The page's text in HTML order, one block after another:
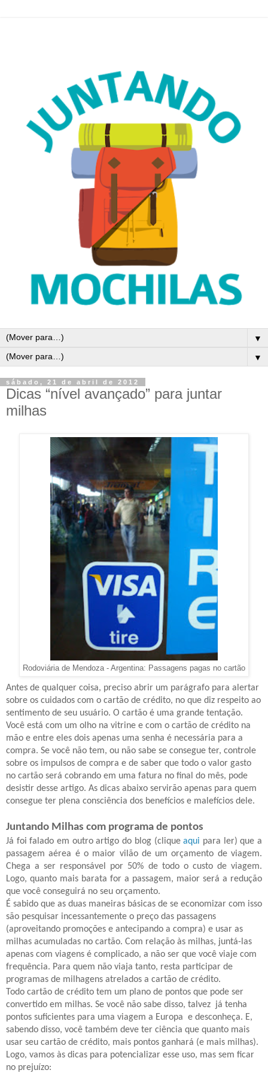
▼
▼
sábado, 21 de abril de 2012
Dicas “nível avançado” para juntar
milhas
Rodoviária de Mendoza - Argentina: Passagens pagas no cartão
Antes de qualquer coisa, preciso abrir um parágrafo para alertar
sobre os cuidados com o cartão de crédito, no que diz respeito ao
sentimento de seu usuário. O cartão é uma grande tentação.
Você está com um olho na vitrine e com o cartão de crédito na
mão e entre eles dois apenas uma senha é necessária para a
compra. Se você não tem, ou não sabe se consegue ter, controle
sobre os impulsos de compra e de saber que todo o valor gasto
no cartão será cobrando em uma fatura no final do mês, pode
desistir desse artigo. As dicas abaixo servirão apenas para quem
consegue ter plena consciência dos benefícios e malefícios dele.
Juntando Milhas com programa de pontos
Já foi falado em outro artigo do blog (cliqueaqui para ler)que a
passagem aérea é o maior vilão de um orçamento de viagem.
Chega a ser responsável por 50% de todo o custo de viagem.
Logo, quanto mais barata for a passagem, maior será a redução
que você conseguirá no seu orçamento.
É sabido que as duas maneiras básicas de se economizar com isso
são pesquisar incessantemente o preço das passagens
(aproveitando promoções e antecipando a compra) e usar as
milhas acumuladas no cartão. Com relação às milhas, juntá-las
apenas com viagens é complicado, a não ser que você viaje com
frequência. Para quem não viaja tanto, resta participar de
programas de milhagens atrelados a cartão de crédito.
Todo cartão de crédito tem um plano de pontos que pode ser
convertido em milhas. Se você não sabe disso, talvez já tenha
pontos suficientes para uma viagem a Europa e desconheça. E,
sabendo disso, você também deve ter ciência que quanto mais
usar seu cartão de crédito, mais pontos ganhará (e mais milhas).
Logo, vamos às dicas para potencializar esse uso, mas sem ficar
no prejuízo: